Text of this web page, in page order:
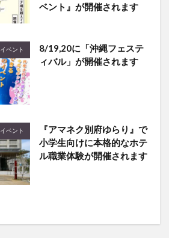
ベント』が開催されます
イベント
8/19,20に「沖縄フェステ
ィバル」が開催されます
イベント
『アマネク別府ゆらり』で
小学生向けに本格的なホテ
ル職業体験が開催されます